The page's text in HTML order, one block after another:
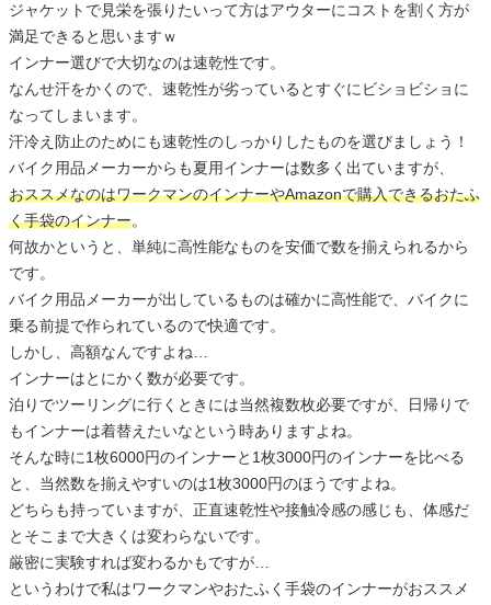
ジャケットで見栄を張りたいって方はアウターにコストを割く方が
満足できると思いますｗ
インナー選びで大切なのは速乾性です。
なんせ汗をかくので、速乾性が劣っているとすぐにビショビショに
なってしまいます。
汗冷え防止のためにも速乾性のしっかりしたものを選びましょう！
バイク用品メーカーからも夏用インナーは数多く出ていますが、
おススメなのはワークマンのインナーやAmazonで購入できるおたふ
く手袋のインナー。
何故かというと、単純に高性能なものを安価で数を揃えられるから
です。
バイク用品メーカーが出しているものは確かに高性能で、バイクに
乗る前提で作られているので快適です。
しかし、高額なんですよね…
インナーはとにかく数が必要です。
泊りでツーリングに行くときには当然複数枚必要ですが、日帰りで
もインナーは着替えたいなという時ありますよね。
そんな時に1枚6000円のインナーと1枚3000円のインナーを比べる
と、当然数を揃えやすいのは1枚3000円のほうですよね。
どちらも持っていますが、正直速乾性や接触冷感の感じも、体感だ
とそこまで大きくは変わらないです。
厳密に実験すれば変わるかもですが…
というわけで私はワークマンやおたふく手袋のインナーがおススメ